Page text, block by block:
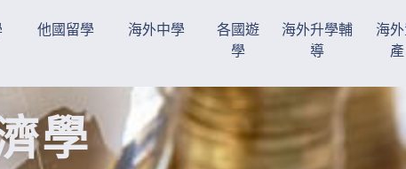
學
他國留學 海外中學
各國遊
學
海外升學輔
導
海
產